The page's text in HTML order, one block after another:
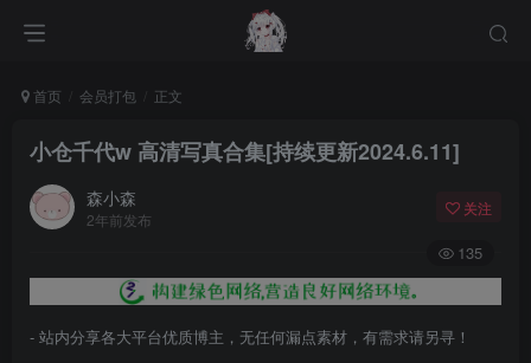
首页 会员打包 正文
小仓千代w 高清写真合集[持续更新2024.6.11]
森小森
2年前发布
关注
135
- 站内分享各大平台优质博主，无任何漏点素材，有需求请另寻！